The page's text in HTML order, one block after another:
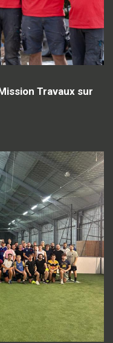
Travaux sur